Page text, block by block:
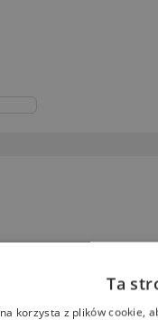
Ta
korzysta z plików cookie,